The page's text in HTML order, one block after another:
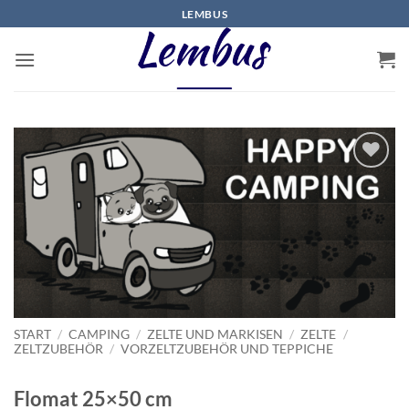
Inhalt
springen
LEMBUS
START / CAMPING / ZELTE UND MARKISEN / ZELTE /
ZELTZUBEHÖR / VORZELTZUBEHÖR UND TEPPICHE
Flomat 25×50 cm